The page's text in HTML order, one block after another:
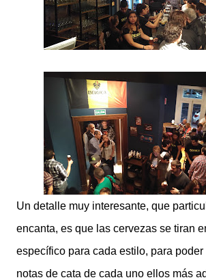
Un detalle muy interesante, que
encanta, es que las cervezas se tiran
específico para cada estilo, para
notas de cata de cada uno ellos más